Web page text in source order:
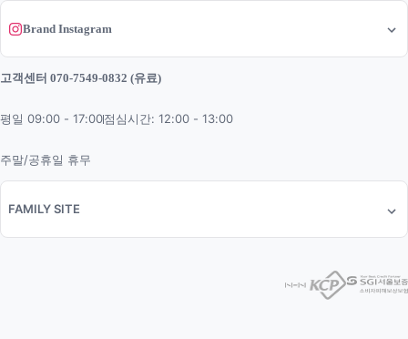
Brand Instagram
고객센터 070-7549-0832 (유료)
평일 09:00 - 17:00점심시간: 12:00 - 13:00
주말/공휴일 휴무
FAMILY SITE